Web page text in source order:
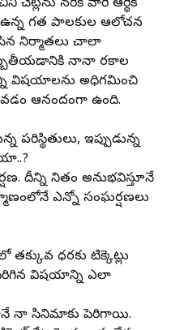
నరికి వారి ఆర్థిక
గత పాలకుల ఆలోచన
నిర్మాతలు చాలా
నానా రకాల
విషయాలను అధిగమించి
ఆనందంగా ఉంది.
ఇప్పుడున్న
దీన్ని నిత్యం అనుభవిస్తూనే
ఎన్నో సంఘర్షణలు
ధరకు టిక్కెట్లు
పెరిగిన విషయాన్ని ఎలా
నా సినిమాకు పెరిగాయి.